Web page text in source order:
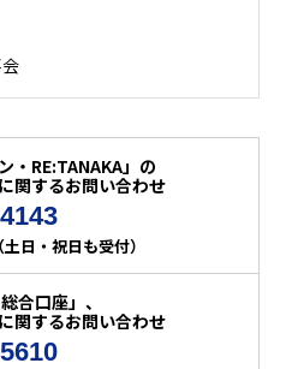
・RE:TANAKA」の
関するお問い合わせ
日・祝日も受付）
合口座」、
関するお問い合わせ